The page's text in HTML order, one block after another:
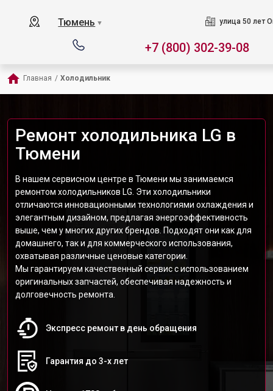
Тюмень ▼ улица 50 лет
+7 (800) 302-39-08
Главная / Холодильник
Ремонт холодильника LG в
Тюмени
В нашем сервисном центре в Тюмени мы занимаемся
ремонтом холодильников LG. Эти холодильники
отличаются инновационными технологиями охлаждения и
элегантным дизайном, предлагая энергоэффективность
выше, чем у многих других брендов. Подходят они как для
домашнего, так и для коммерческого использования,
охватывая различные ценовые категории.
Мы гарантируем качественный сервис с использованием
оригинальных запчастей, обеспечивая надежность и
долговечность ремонта.
Экспресс ремонт в день обращения
Гарантия до 3-х лет